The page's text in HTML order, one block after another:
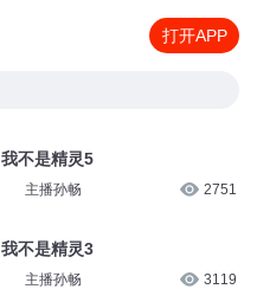
打开APP
我不是精灵5
主播孙畅 2751
我不是精灵3
主播孙畅 3119